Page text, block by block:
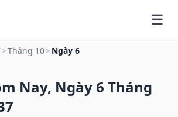
>Tháng 10> Ngày 6
Nay, Ngày 6 Tháng